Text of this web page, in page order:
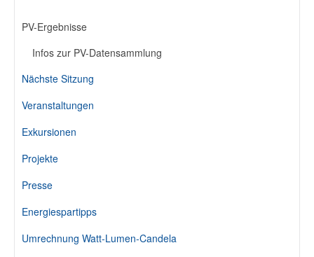
PV-Ergebnisse
Infos zur PV-Datensammlung
Nächste Sitzung
Veranstaltungen
Exkursionen
Projekte
Presse
Energiespartipps
Umrechnung Watt-Lumen-Candela